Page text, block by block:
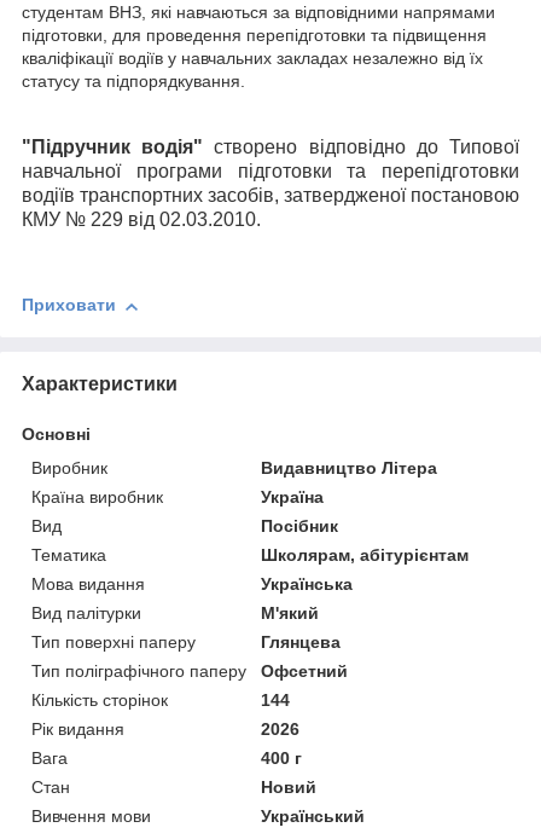
студентам ВНЗ, які навчаються за відповідними напрямами
підготовки, для проведення перепідготовки та підвищення
кваліфікації водіїв у навчальних закладах незалежно від їх
статусу та підпорядкування.
" Підручник водія" створено відповідно до Типової
навчальної програми підготовки та перепідготовки
водіїв транспортних засобів, затвердженої постановою
КМУ № 229 від 02.03.2010.
Приховати
Характеристики
Основні
Виробник
Видавництво Літера
Країна виробник
Україна
Вид
Посібник
Тематика
Школярам, абітурієнтам
Мова видання
Українська
Вид палітурки
М'який
Тип поверхні паперу
Глянцева
Тип поліграфічного паперу
Офсетний
Кількість сторінок
144
Рік видання
2026
Вага
400 г
Стан
Новий
Вивчення мови
Український